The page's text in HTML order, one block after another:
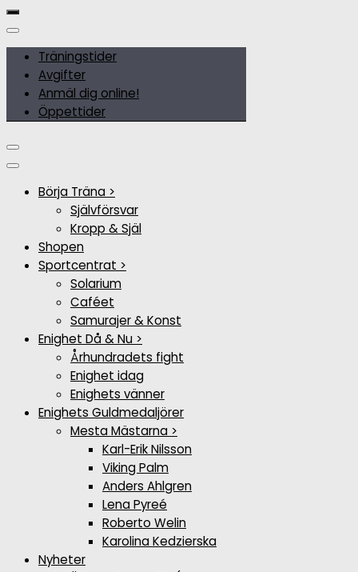
Träningstider
Avgifter
Anmäl dig online!
Öppettider
Börja Träna >
Självförsvar
Kropp & Själ
Shopen
Sportcentrat >
Solarium
Caféet
Samurajer & Konst
Enighet Då & Nu >
Århundradets fight
Enighet idag
Enighets vänner
Enighets Guldmedaljörer
Mesta Mästarna >
Karl-Erik Nilsson
Viking Palm
Anders Ahlgren
Lena Pyreé
Roberto Welin
Karolina Kedzierska
Nyheter